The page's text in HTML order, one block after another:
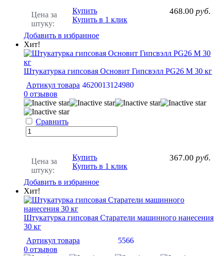
Цена за
штуку:
468.00 руб.
Купить
Купить в 1 клик
Добавить в избранное
Хит!
Штукатурка гипсовая Основит Гипсвэлл PG26 M 30 кг
Артикул товара 4620013124980
0 отзывов
Сравнить
Цена за
штуку:
367.00 руб.
Купить
Купить в 1 клик
Добавить в избранное
Хит!
Штукатурка гипсовая Старатели машинного нанесения
30 кг
Артикул товара
5566
0 отзывов